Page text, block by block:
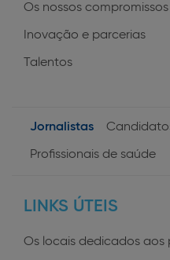
Os nossos compromissos
Inovação e parcerias
Talentos
User
Jornalistas
Profissionais de saúde
LINKS ÚTEIS
Os locais dedicados aos